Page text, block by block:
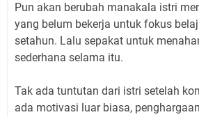
Pun akan berubah manakala istri
yang belum bekerja untuk fokus
setahun. Lalu sepakat untuk
sederhana selama itu.
Tak ada tuntutan dari istri setelah
ada motivasi luar biasa,